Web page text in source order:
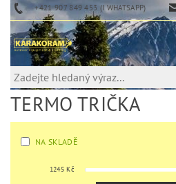
+421 907 849 453 (I WHATSAPP)
TERMO TRIČKA
NA SKLADĚ
1245 Kč